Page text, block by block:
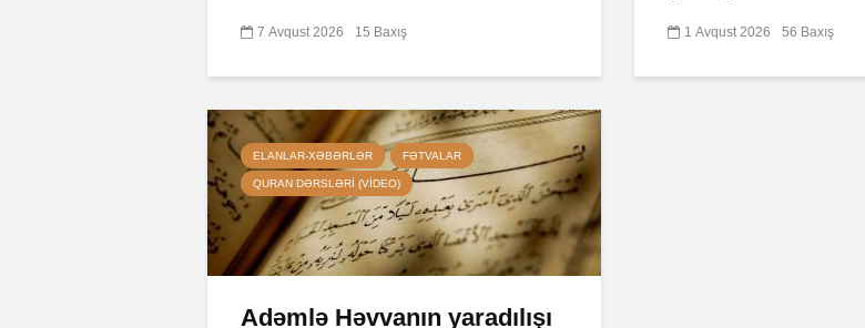
7 Avqust 2026 15 Baxış 1 Avqust 2026 56 Baxış
ELANLAR-XƏBƏRLƏR FƏTVALAR
QURAN DƏRSLƏRI (VIDEO)
Adəmlə Həvvanın yaradılışı